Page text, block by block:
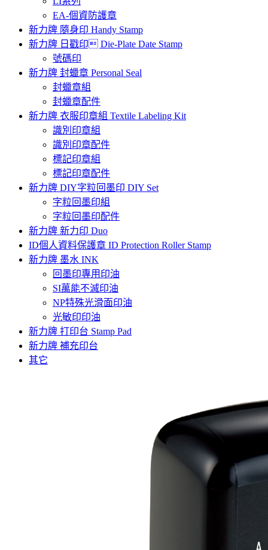
EA-個資防護章
新力牌 隨身印 Handy Stamp
新力牌 日戳印 Die-Plate Date Stamp
號碼印
新力牌 封蠟章 Personal Seal
封蠟章組
封蠟章配件
新力牌 衣服印章組 Textile Labeling Kit
識別印章組
識別印章配件
標記印章組
標記印章配件
新力牌 DIY字粒回墨印 DIY Set
字粒回墨印組
字粒回墨印配件
新力牌 新力印 Duo
ID個人資料保護章 ID Protection Roller Stamp
新力牌 墨水 INK
回墨印專用印油
SI萬能不滅印油
NP特殊光滑面印油
光敏印印油
新力牌 打印台 Stamp Pad
新力牌 補充印台
其它